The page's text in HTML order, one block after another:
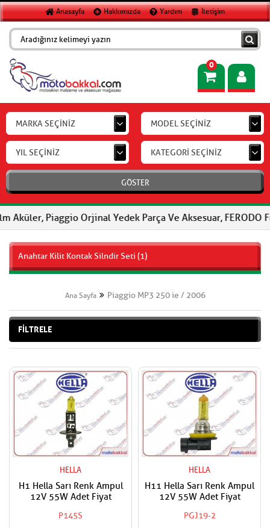
Anasayfa Hakkımızda Yardım İletişim
0
MARKA SEÇİNİZ MODEL SEÇİNİZ
YIL SEÇİNİZ KATEGORİ SEÇİNİZ
GÖSTER
Orjinal Yedek Parça Ve Aksesuar, FERODO Fren
Anahtar Kilit Kontak Silndir Seti (1)
Ana Sayfa Piaggio MP3 250 ie / 2006
FİLTRELE
HELLA
H1 Hella Sarı Renk Ampul
12V 55W Adet Fiyat
P145S
HELLA
H11 Hella Sarı Renk Ampul
12V 55W Adet Fiyat
PGJ19-2